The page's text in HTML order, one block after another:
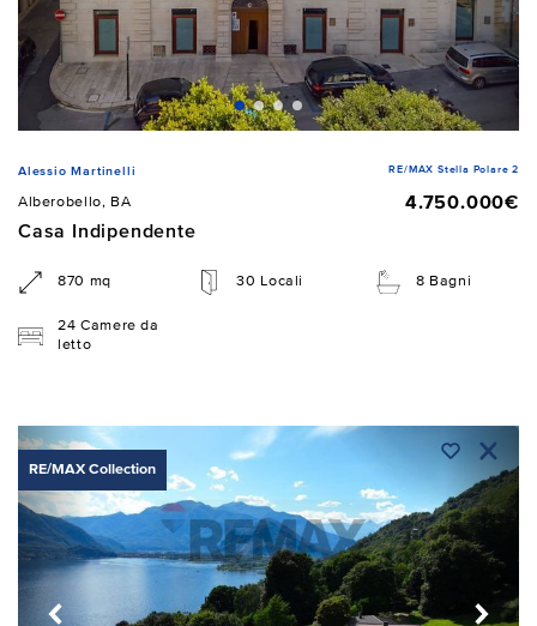
Alessio Martinelli RE/MAX Stella Polare 2
Alberobello, BA
4.750.000€
Casa Indipendente
870 mq 30 Locali 8 Bagni
24 Camere da
letto
RE/MAX Collection